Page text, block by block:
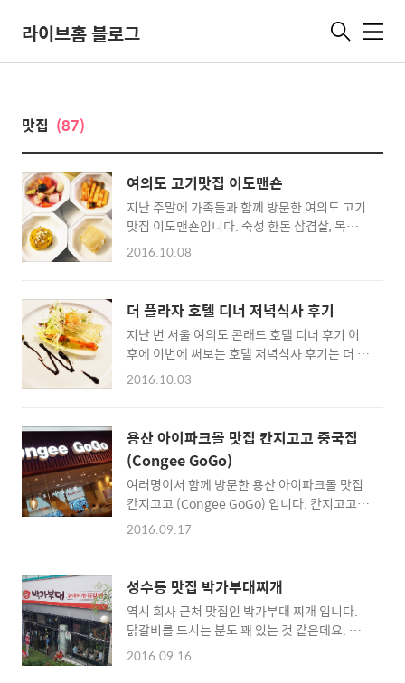
라이브홈 블로그 메
맛집 (87)
여의도 고기맛집 이도맨숀
지난 주말에 가족들과 함께 방문한 여의도 고기
맛집 이도맨숀입니다. 숙성 한돈 삽겹살, 목살,
그리고 한우를 맛볼 수 있는 곳이었는데요. 다른
각이 들었습니다. 이도맨션은 국회의사당역에
서 가장 가깝더군요. 국회의사당역 1번출구에
서 앞으로 쭉 걷다보면 오른편 코너에서 이도맨
숀을 쉽게 찾을 수 있습니다. ▲ 들어가기전, 메
뉴판 및 가격 확인 레스토랑인 만큼 미리 들어가
다는 고급 레스토랑이라고 할만큼 좋은 자리들
이 많았다 메뉴판을 참고해보시면 아시겠지만
국내산 유기농 한돈, 한우를 맛볼 수 있는 레스
토랑입니다. 이런 곳에서 제대로 ..
2016.10.08
더 플라자 호텔 디너 저녁식사 후기
지난 번 서울 여의도 콘래드 호텔 디너 후기 이
후에 이번에 써보는 호텔 저녁식사 후기는 더 플
라자 (The Plaza) 호텔 디너 입니다. 더 플라자
메뉴 선택도 탁월했던 것 같구요 ^^ 물론 초대받
아서 먹게 된 것이지만, 나중에라도 더 플라자
호텔에서 저녁식사 초청을 받게되면 다른 일정
을 째더라도 꼭 다시 가서 먹어야 겠다는 생각을
해봅니다. :: 서울 호텔 예약하러 아고다
(Agoda) 바로가기 :: ▲ 훈제 연어로 싼 왕겟살
주 나오는 메뉴이지만 킹크랩은 기대 이상이라
맛있더군요 ^^ ▲ 더 플라자 호텔 디너 메뉴 ▲
포..
2016.10.03
용산 아이파크몰 맛집 칸지고고 중국집
(Congee GoGo)
여러명이서 함께 방문한 용산 아이파크몰 맛집
칸지고고 (Congee GoGo) 입니다. 칸지고고는
아이파크몰 동관 4층에 위치하고 있습니다. 놀
는 것이 아니라 영문으로 Congee GoGo라고
되어 있어서 살짝 헷갈리더군요 ^^ 중식당인 만
큼 메뉴는 짜장면과 짬뽕 탕수육 등등입니다. 매
장이 넓은 편이라 가족단위로 오기에도 그리 나
쁘진 않아보였습니다. ▲ 칸지고고 저희는 미리
2016.09.17
성수동 맛집 박가부대찌개
역시 회사 근처 맛집인 박가부대 찌개 입니다.
닭갈비를 드시는 분도 꽤 있는 것 같은데요. 저
는 주로 점심식사로 부대찌개가 먹고 싶어질 때
2016.09.16